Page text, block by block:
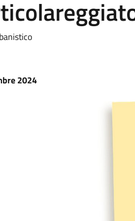
2024